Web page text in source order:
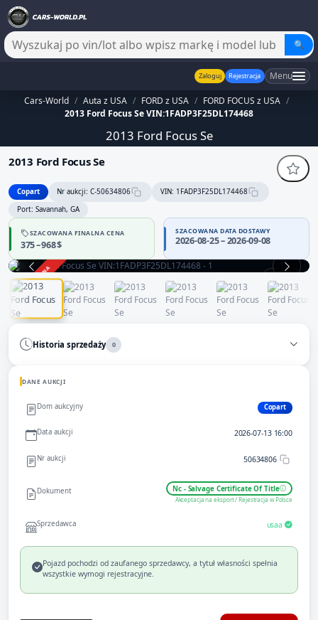
🔍
Zaloguj Rejestracja Menu
Cars-World / Auta z USA / FORD z USA / FORD FOCUS z USA /
2013 Ford Focus Se VIN:1FADP3F25DL174468
2013 Ford Focus Se
2013 Ford Focus Se
Copart Nr aukcji: C-50634806
VIN: 1FADP3F25DL174468
Port: Savannah, GA
SZACOWANA FINALNA CENA
375 – 968 $
SZACOWANA DATA DOSTAWY
2026-08-25 – 2026-09-08
ZAKOŃCZONA
Historia sprzedaży 0
DANE AUKCJI
Dom aukcyjny Copart
Data aukcji 2026-07-13 16:00
Nr aukcji 50634806
Dokument Nc - Salvage Certificate Of Title
Akceptacja na eksport / Rejestracja w Polsce
Sprzedawca usaa
Pojazd pochodzi od zaufanego sprzedawcy, a tytuł własności spełnia
wszystkie wymogi rejestracyjne.